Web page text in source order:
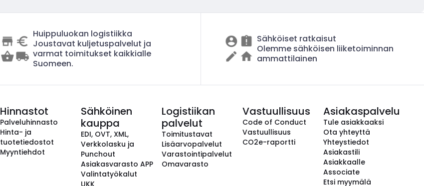
Huippuluokan logistiikka
Joustavat kuljetuspalvelut ja
varmat toimitukset kaikkialle
Suomeen.
Sähköiset ratkaisut
Olemme sähköisen liiketoiminnan
ammattilainen
Hinnastot
Palveluhinnasto
Hinta- ja
tuotetiedostot
Myyntiehdot
Sähköinen
kauppa
EDI, OVT, XML,
Verkkolasku ja
Punchout
Asiakasvarasto APP
Valintatyökalut
UKK
Logistiikan
palvelut
Toimitustavat
Lisäarvopalvelut
Varastointipalvelut
Omavarasto
Vastuullisuus
Code of Conduct
Vastuullisuus
CO2e-raportti
Asiakaspalvelu
Tule asiakkaaksi
Ota yhteyttä
Yhteystiedot
Asiakastili
Asiakkaalle
Associate
Etsi myymälä